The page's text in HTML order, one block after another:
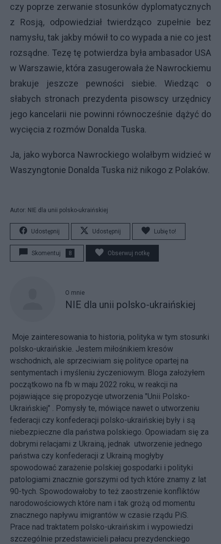
czy poprze zerwanie stosunków dyplomatycznych
z Rosją, odpowiedział twierdząco zupełnie bez
namysłu, tak jakby mówił to co wypada a nie co jest
rozsądne. Tezę tę potwierdza była ambasador USA
w Warszawie, która zasugerowała że Nawrockiemu
brakuje jeszcze pewności siebie. Wiedząc o
słabych stronach prezydenta pisowscy urzędnicy
jego kancelarii nie powinni równocześnie dążyć do
wycięcia z rozmów Donalda Tuska.
Ja, jako wyborca Nawrockiego wolałbym widzieć w
Waszyngtonie Donalda Tuska niż nikogo z Polaków.
Autor: NIE dla unii polsko-ukraińskiej
Udostępnij Udostępnij Lubię to!
Skomentuj 8 Obserwuj notkę
O mnie
NIE dla unii polsko-ukraińskiej
Moje zainteresowania to historia, polityka w tym stosunki
polsko-ukraińskie. Jestem miłośnikiem kresów
wschodnich, ale sprzeciwiam się polityce opartej na
sentymentach i myśleniu życzeniowym. Bloga założyłem
początkowo na fb w maju 2022 roku, w reakcji na
pojawiające się propozycje utworzenia "Unii Polsko-
Ukraińskiej" . Pomysły te, mówiące nawet o utworzeniu
federacji czy konfederacji polsko-ukraińskiej były i są
niebezpieczne dla państwa polskiego. Opowiadam się za
dobrymi relacjami z Ukrainą, jednak utworzenie jednego
państwa czy konfederacji z Ukrainą mogłyby
spowodować zarażenie polskiej gospodarki i polityki
patologiami znacznie gorszymi od tych które znamy z lat
90-tych. Spowodowałoby to też zaostrzenie konfliktów
narodowościowych które nam i tak grożą od momentu
znacznego napływu imigrantów w czasie rządu PiS.
Prace nad traktatem polsko-ukraińskim i wypowiedzi
szczególnie przedstawicieli pałacu prezydenckiego